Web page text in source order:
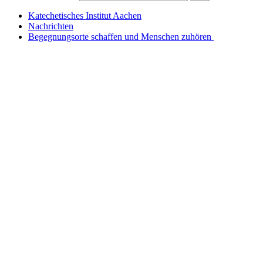
Katechetisches Institut Aachen
Nachrichten
Begegnungsorte schaffen und Menschen zuhören